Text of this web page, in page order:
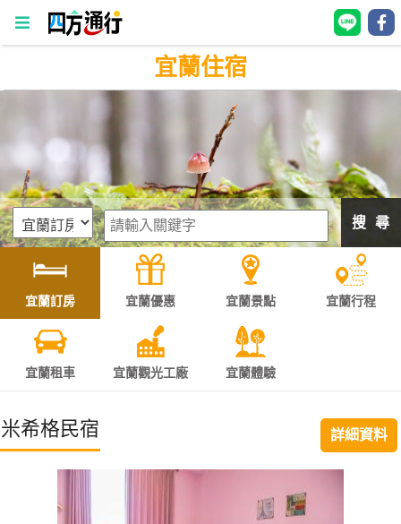
四
訂
房
灣
訂
房
直接跟飯店訂房HOT
特
宜蘭住宿
搜 尋
宜蘭訂房 宜蘭優惠 宜蘭景點 宜蘭行程
宜蘭租車 宜蘭觀光工廠 宜蘭體驗
米希格民宿 詳細資料